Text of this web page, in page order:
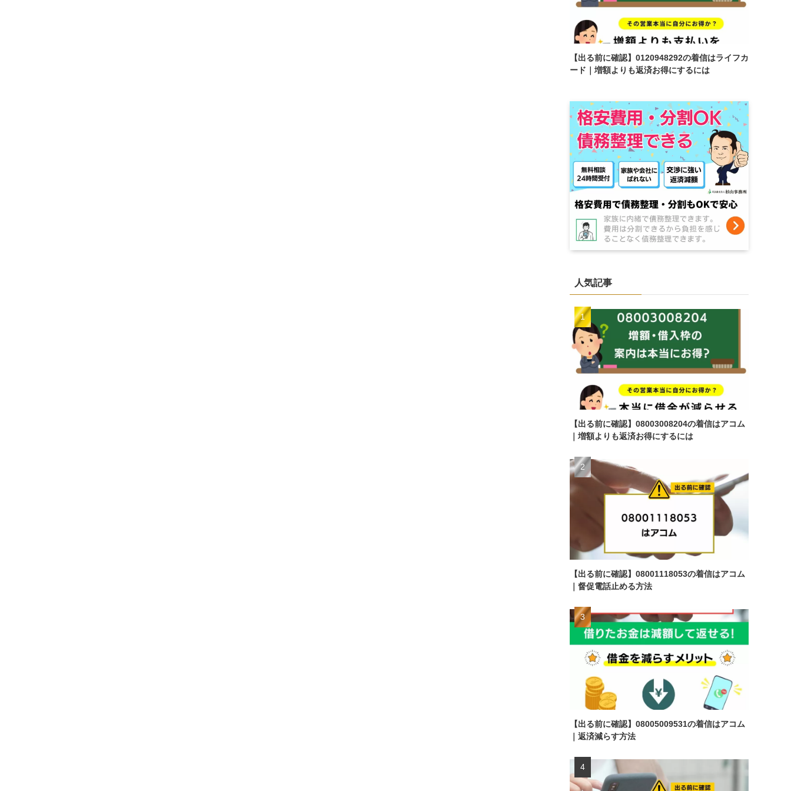
【出る前に確認】0120948292の着信はライフカ
ード｜増額よりも返済お得にするには
人気記事
【出る前に確認】08003008204の着信はアコム
｜増額よりも返済お得にするには
【出る前に確認】08001118053の着信はアコム
｜督促電話止める方法
【出る前に確認】08005009531の着信はアコム
｜返済減らす方法